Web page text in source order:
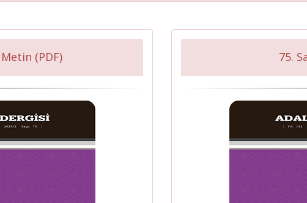
(PDF) 75.